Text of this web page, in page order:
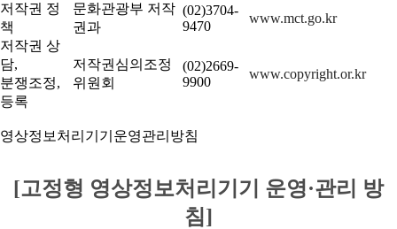
저작권 정
책
문화관광부 저작
권과
(02)3704-
9470
www.mct.go.kr
저작권 상
담,
분쟁조정,
등록
저작권심의조정
위원회
(02)2669-
9900
www.copyright.or.kr
영상정보처리기기운영관리방침
[고정형 영상정보처리기기 운영·관리 방
침]